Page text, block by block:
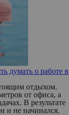
думать о работе в
отдыхом.
от офиса, а
В результате
и не начинался.